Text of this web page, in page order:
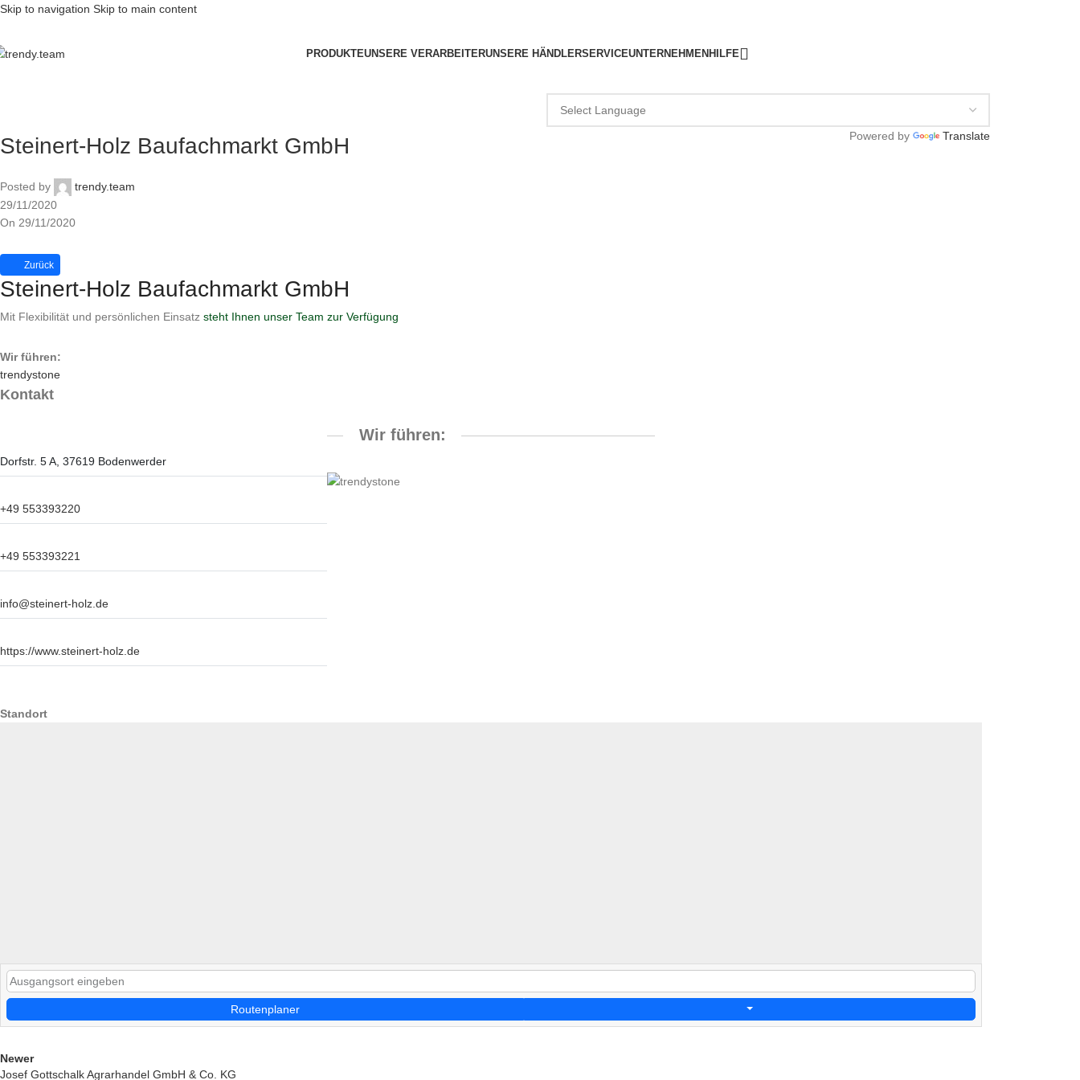
Skip to navigation Skip to main content
PRODUKTEUNSERE VERARBEITERUNSERE HÄNDLERSERVICEUNTERNEHMEN HILFE
Powered by Translate
Steinert-Holz Baufachmarkt GmbH
Posted by
trendy.team
29/11/2020
On 29/11/2020
Zurück
Steinert-Holz Baufachmarkt GmbH
Mit Flexibilität und persönlichen Einsatz steht Ihnen unser Team zur Verfügung
Wir führen:
trendystone
Kontakt
Dorfstr. 5 A, 37619 Bodenwerder
+49 553393220
+49 553393221
info@steinert-holz.de
https://www.steinert-holz.de
Wir führen:
Standort
Routenplaner
Newer
Josef Gottschalk Agrarhandel GmbH & Co. KG